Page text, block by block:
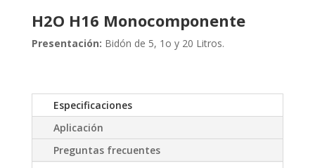
H2O H16 Monocomponente
Presentación: Bidón de 5, 1o y 20 Litros.
Especificaciones
Aplicación
Preguntas frecuentes